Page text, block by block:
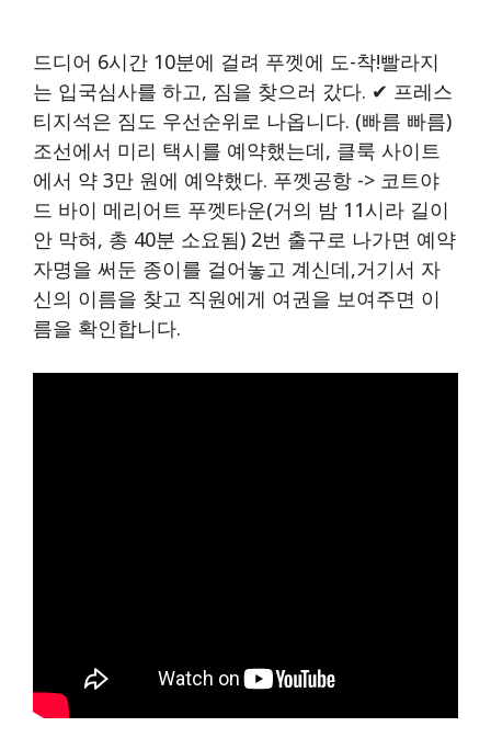
드디어 6시간 10분에 걸려 푸껫에 도-착!빨라지
는 입국심사를 하고, 짐을 찾으러 갔다. ✔ 프레스
티지석은 짐도 우선순위로 나옵니다. (빠름 빠름)
조선에서 미리 택시를 예약했는데, 클룩 사이트
에서 약 3만 원에 예약했다. 푸껫공항 -> 코트야
드 바이 메리어트 푸껫타운(거의 밤 11시라 길이
안 막혀, 총 40분 소요됨) 2번 출구로 나가면 예약
자명을 써둔 종이를 걸어놓고 계신데,거기서 자
신의 이름을 찾고 직원에게 여권을 보여주면 이
름을 확인합니다.